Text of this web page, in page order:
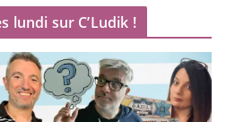
lundi sur C’Ludik !